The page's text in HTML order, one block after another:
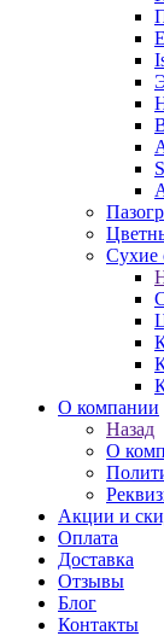
Сухие
О компании
Назад
О
Акции и
Оплата
Доставка
Отзывы
Блог
Контакты